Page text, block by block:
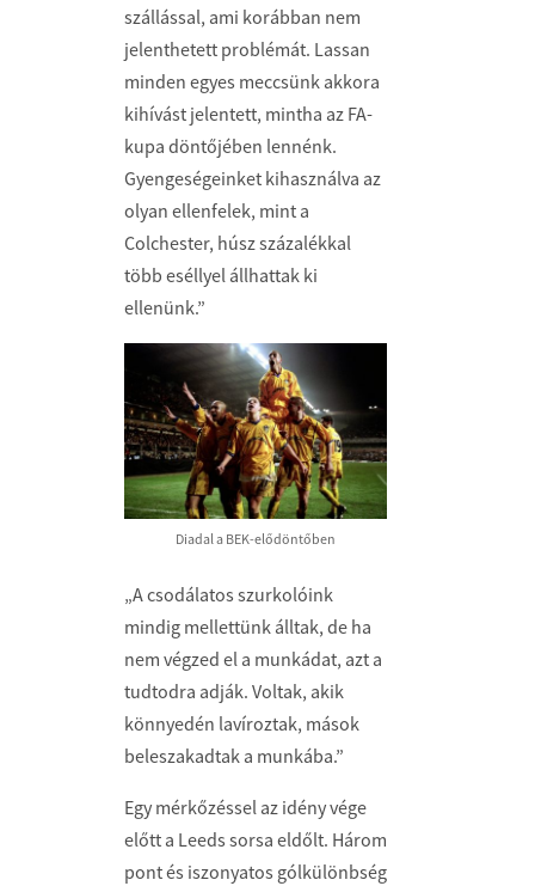
szállással, ami korábban nem
jelenthetett problémát. Lassan
minden egyes meccsünk akkora
kihívást jelentett, mintha az FA-
kupa döntőjében lennénk.
Gyengeségeinket kihasználva az
olyan ellenfelek, mint a
Colchester, húsz százalékkal
több eséllyel állhattak ki
ellenünk.”
Diadal a BEK-elődöntőben
„A csodálatos szurkolóink
mindig mellettünk álltak, de ha
nem végzed el a munkádat, azt a
tudtodra adják. Voltak, akik
könnyedén lavíroztak, mások
beleszakadtak a munkába.”
Egy mérkőzéssel az idény vége
előtt a Leeds sorsa eldőlt. Három
pont és iszonyatos gólkülönbség